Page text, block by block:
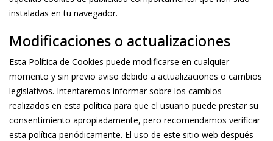
instaladas en tu navegador.
Modificaciones o actualizaciones
Esta Política de Cookies puede modificarse en cualquier
momento y sin previo aviso debido a actualizaciones o cambios
legislativos. Intentaremos informar sobre los cambios
realizados en esta política para que el usuario puede prestar su
consentimiento apropiadamente, pero recomendamos verificar
esta política periódicamente. El uso de este sitio web después